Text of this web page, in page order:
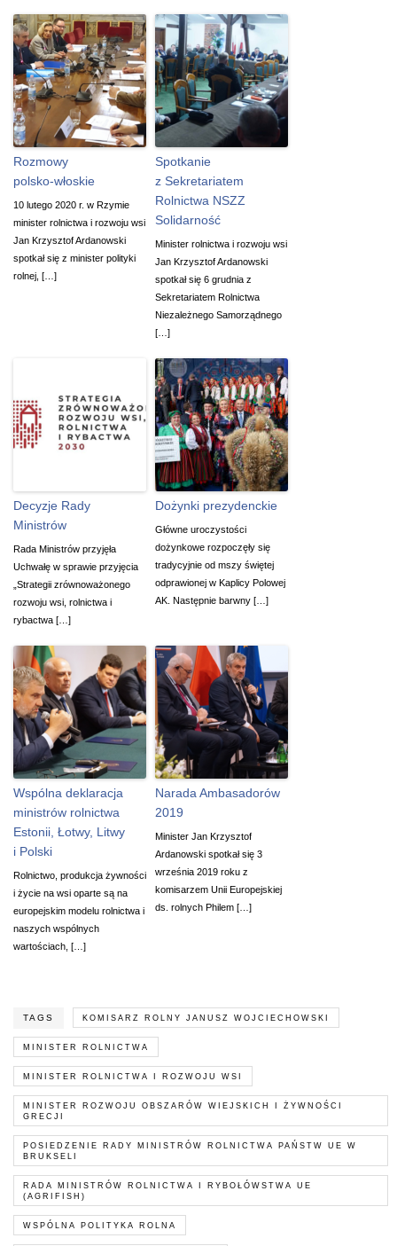
Rozmowy
polsko-włoskie
10 lutego 2020 r. w Rzymie
minister rolnictwa i rozwoju wsi
Jan Krzysztof Ardanowski
spotkał się z minister polityki
rolnej, […]
Spotkanie
z Sekretariatem
Rolnictwa NSZZ
Solidarność
Minister rolnictwa i rozwoju wsi
Jan Krzysztof Ardanowski
spotkał się 6 grudnia z
Sekretariatem Rolnictwa
Niezależnego Samorządnego
[…]
Decyzje Rady
Ministrów
Rada Ministrów przyjęła
Uchwałę w sprawie przyjęcia
„Strategii zrównoważonego
rozwoju wsi, rolnictwa i
rybactwa […]
Dożynki prezydenckie
Główne uroczystości
dożynkowe rozpoczęły się
tradycyjnie od mszy świętej
odprawionej w Kaplicy Polowej
AK. Następnie barwny […]
Wspólna deklaracja
ministrów rolnictwa
Estonii, Łotwy, Litwy
i Polski
Rolnictwo, produkcja żywności
i życie na wsi oparte są na
europejskim modelu rolnictwa i
naszych wspólnych
wartościach, […]
Narada Ambasadorów
2019
Minister Jan Krzysztof
Ardanowski spotkał się 3
września 2019 roku z
komisarzem Unii Europejskiej
ds. rolnych Philem […]
TAGS KOMISARZ ROLNY JANUSZ WOJCIECHOWSKI
MINISTER ROLNICTWA
MINISTER ROLNICTWA I ROZWOJU WSI
MINISTER ROZWOJU OBSZARÓW WIEJSKICH I ŻYWNOŚCI
GRECJI
POSIEDZENIE RADY MINISTRÓW ROLNICTWA PAŃSTW UE W
BRUKSELI
RADA MINISTRÓW ROLNICTWA I RYBOŁÓWSTWA UE
(AGRIFISH)
WSPÓLNA POLITYKA ROLNA